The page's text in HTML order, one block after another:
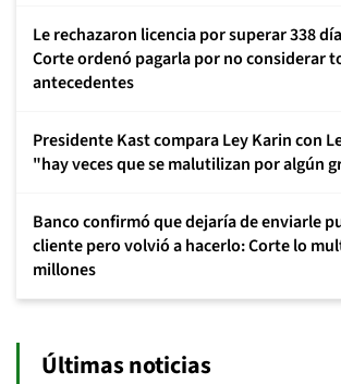
Le rechazaron licencia por superar 338
Corte ordenó pagarla por no considerar
antecedentes
Presidente Kast compara Ley Karin con
"hay veces que se malutilizan por algún
Banco confirmó que dejaría de enviarle
cliente pero volvió a hacerlo: Corte lo
millones
Últimas noticias